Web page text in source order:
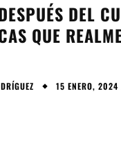
DEL
QUE
15 ENERO,